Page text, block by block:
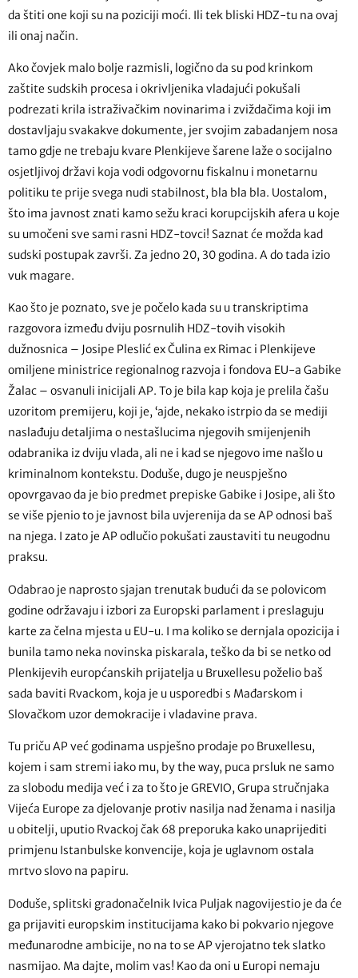
da štiti one koji su na poziciji moći. Ili tek bliski HDZ-tu na ovaj
ili onaj način.
Ako čovjek malo bolje razmisli, logično da su pod krinkom
zaštite sudskih procesa i okrivljenika vladajući pokušali
podrezati krila istraživačkim novinarima i zviždačima koji im
dostavljaju svakakve dokumente, jer svojim zabadanjem nosa
tamo gdje ne trebaju kvare Plenkijeve šarene laže o socijalno
osjetljivoj državi koja vodi odgovornu fiskalnu i monetarnu
politiku te prije svega nudi stabilnost, bla bla bla. Uostalom,
što ima javnost znati kamo sežu kraci korupcijskih afera u koje
su umočeni sve sami rasni HDZ-tovci! Saznat će možda kad
sudski postupak završi. Za jedno 20, 30 godina. A do tada izio
vuk magare.
Kao što je poznato, sve je počelo kada su u transkriptima
razgovora između dviju posrnulih HDZ-tovih visokih
dužnosnica – Josipe Pleslić ex Čulina ex Rimac i Plenkijeve
omiljene ministrice regionalnog razvoja i fondova EU-a Gabike
Žalac – osvanuli inicijali AP. To je bila kap koja je prelila čašu
uzoritom premijeru, koji je, ‘ajde, nekako istrpio da se mediji
naslađuju detaljima o nestašlucima njegovih smijenjenih
odabranika iz dviju vlada, ali ne i kad se njegovo ime našlo u
kriminalnom kontekstu. Doduše, dugo je neuspješno
opovrgavao da je bio predmet prepiske Gabike i Josipe, ali što
se više pjenio to je javnost bila uvjerenija da se AP odnosi baš
na njega. I zato je AP odlučio pokušati zaustaviti tu neugodnu
praksu.
Odabrao je naprosto sjajan trenutak budući da se polovicom
godine održavaju i izbori za Europski parlament i preslaguju
karte za čelna mjesta u EU-u. I ma koliko se dernjala opozicija i
bunila tamo neka novinska piskarala, teško da bi se netko od
Plenkijevih europćanskih prijatelja u Bruxellesu poželio baš
sada baviti Rvackom, koja je u usporedbi s Mađarskom i
Slovačkom uzor demokracije i vladavine prava.
Tu priču AP već godinama uspješno prodaje po Bruxellesu,
kojem i sam stremi iako mu, by the way, puca prsluk ne samo
za slobodu medija već i za to što je GREVIO, Grupa stručnjaka
Vijeća Europe za djelovanje protiv nasilja nad ženama i nasilja
u obitelji, uputio Rvackoj čak 68 preporuka kako unaprijediti
primjenu Istanbulske konvencije, koja je uglavnom ostala
mrtvo slovo na papiru.
Doduše, splitski gradonačelnik Ivica Puljak nagovijestio je da će
ga prijaviti europskim institucijama kako bi pokvario njegove
međunarodne ambicije, no na to se AP vjerojatno tek slatko
nasmijao. Ma dajte, molim vas! Kao da oni u Europi nemaju